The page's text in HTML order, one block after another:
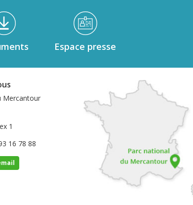
Espace presse
Mercantour
1
16 78 88